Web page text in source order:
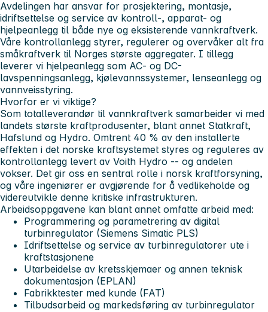
Avdelingen har ansvar for prosjektering, montasje,
idriftsettelse og service av kontroll-, apparat- og
hjelpeanlegg til både nye og eksisterende vannkraftverk.
Våre kontrollanlegg styrer, regulerer og overvåker alt fra
småkraftverk til Norges største aggregater. I tillegg
leverer vi hjelpeanlegg som AC- og DC-
lavspenningsanlegg, kjølevannssystemer, lenseanlegg og
vannveisstyring.
Hvorfor er vi viktige?
Som totalleverandør til vannkraftverk samarbeider vi med
landets største kraftprodusenter, blant annet Statkraft,
Hafslund og Hydro. Omtrent 40 % av den installerte
effekten i det norske kraftsystemet styres og reguleres av
kontrollanlegg levert av Voith Hydro -- og andelen
vokser. Det gir oss en sentral rolle i norsk kraftforsyning,
og våre ingeniører er avgjørende for å vedlikeholde og
videreutvikle denne kritiske infrastrukturen.
Arbeidsoppgavene kan blant annet omfatte arbeid med:
Programmering og parametrering av digital
turbinregulator (Siemens Simatic PLS)
Idriftsettelse og service av turbinregulatorer ute i
kraftstasjonene
Utarbeidelse av kretsskjemaer og annen teknisk
dokumentasjon (EPLAN)
Fabrikktester med kunde (FAT)
Tilbudsarbeid og markedsføring av turbinregulator